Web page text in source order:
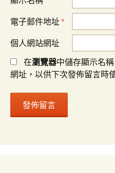
電子郵件地址 *
個人網站網址
在瀏覽器中儲存顯示名
網址，以供下次發佈留言時